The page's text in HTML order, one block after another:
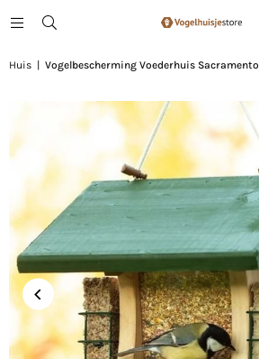
Huis Vogelbescherming Voederhuis Sacramento